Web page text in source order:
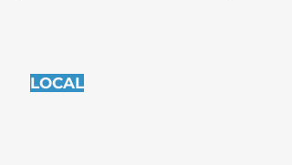
LOCAL